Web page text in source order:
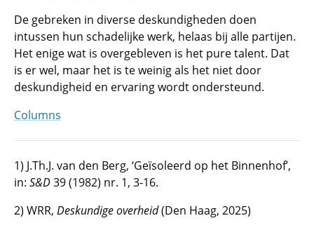
De gebreken in diverse deskundigheden doen
intussen hun schadelijke werk, helaas bij alle partijen.
Het enige wat is overgebleven is het pure talent. Dat
is er wel, maar het is te weinig als het niet door
deskundigheid en ervaring wordt ondersteund.
Columns
1) J.Th.J. van den Berg, ‘Geïsoleerd op het Binnenhof’,
in: S&D39 (1982) nr. 1, 3-16.
2) WRR, Deskundige overheid(Den Haag, 2025)